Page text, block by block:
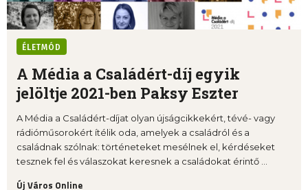
ÉLETMÓD
A Média a Családért-díj egyik
jelöltje 2021-ben Paksy Eszter
A Média a Családért-díjat olyan újságcikkekért, tévé- vagy
rádióműsorokért ítélik oda, amelyek a családról és a
családnak szólnak: történeteket mesélnek el, kérdéseket
tesznek fel és válaszokat keresnek a családokat érintő ...
Új Város Online